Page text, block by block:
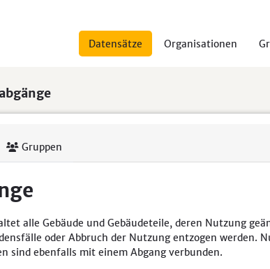
Datensätze Organisationen
Gruppen
alle Gebäude und Gebäudeteile, deren Nutzung
oder Abbruch der Nutzung entzogen werden.
sind ebenfalls mit einem Abgang verbunden.